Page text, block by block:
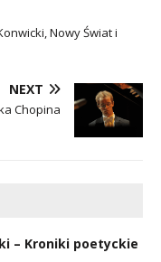
Nowy Świat i
NEXT
Chopina
– Kroniki poetyckie